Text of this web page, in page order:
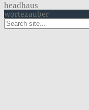
headhaus
wortezauber